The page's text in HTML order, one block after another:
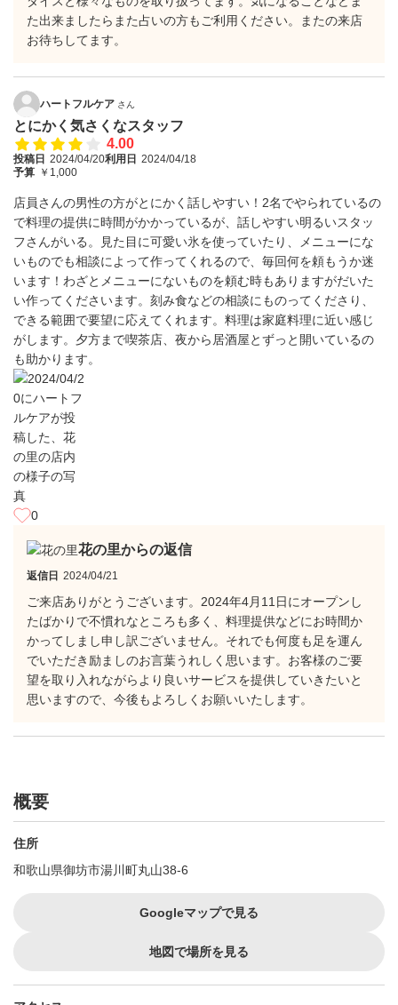
た出来ましたらまた占いの方もご利用ください。またの来店
お待ちしてます。
ハートフルケア さん
とにかく気さくなスタッフ
4.00
投稿日 2024/04/20利用日 2024/04/18
予算 ￥1,000
店員さんの男性の方がとにかく話しやすい！2名でやられているの
で料理の提供に時間がかかっているが、話しやすい明るいスタッ
フさんがいる。見た目に可愛い氷を使っていたり、メニューにな
いものでも相談によって作ってくれるので、毎回何を頼もうか迷
います！わざとメニューにないものを頼む時もありますがだいた
い作ってくださいます。刻み食などの相談にものってくださり、
できる範囲で要望に応えてくれます。料理は家庭料理に近い感じ
がします。夕方まで喫茶店、夜から居酒屋とずっと開いているの
も助かります。
0
花の里からの返信
返信日 2024/04/21
ご来店ありがとうございます。2024年4月11日にオープンし
たばかりで不慣れなところも多く、料理提供などにお時間か
かってしまし申し訳ございません。それでも何度も足を運ん
でいただき励ましのお言葉うれしく思います。お客様のご要
望を取り入れながらより良いサービスを提供していきたいと
思いますので、今後もよろしくお願いいたします。
概要
住所
和歌山県御坊市湯川町丸山38-6
Googleマップで見る
地図で場所を見る